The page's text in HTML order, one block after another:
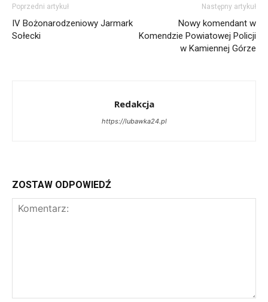
Poprzedni artykuł
IV Bożonarodzeniowy Jarmark
Sołecki
Następny artykuł
Nowy komendant w
Komendzie Powiatowej Policji
w Kamiennej Górze
Redakcja
https://lubawka24.pl
ZOSTAW ODPOWIEDŹ